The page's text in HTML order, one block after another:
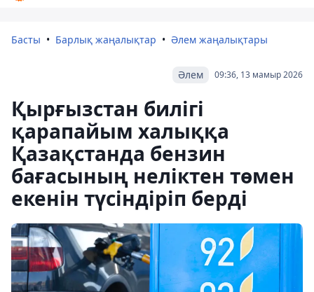
Басты Барлық жаңалықтар Әлем жаңалықтары
09:36, 13 мамыр 2026
Әлем
Қырғызстан билігі
қарапайым халыққа
Қазақстанда бензин
бағасының неліктен төмен
екенін түсіндіріп берді